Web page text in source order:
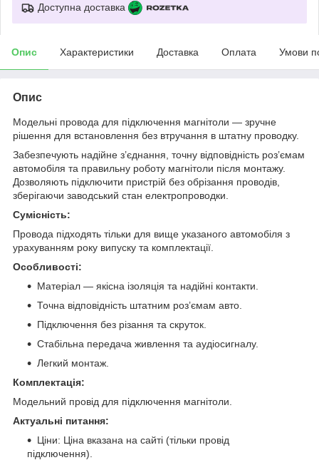
Доступна доставка
Опис Характеристики Доставка Оплата Умови
Опис
Модельні провода для підключення магнітоли — зручне
рішення для встановлення без втручання в штатну проводку.
Забезпечують надійне з’єднання, точну відповідність роз’ємам
автомобіля та правильну роботу магнітоли після монтажу.
Дозволяють підключити пристрій без обрізання проводів,
зберігаючи заводський стан електропроводки.
Сумісність:
Провода підходять тільки для вище указаного автомобіля з
урахуванням року випуску та комплектації.
Особливості:
Матеріал — якісна ізоляція та надійні контакти.
Точна відповідність штатним роз’ємам авто.
Підключення без різання та скруток.
Стабільна передача живлення та аудіосигналу.
Легкий монтаж.
Комплектація:
Модельний провід для підключення магнітоли.
Актуальні питання:
Ціни: Ціна вказана на сайті (тільки провід
підключення).